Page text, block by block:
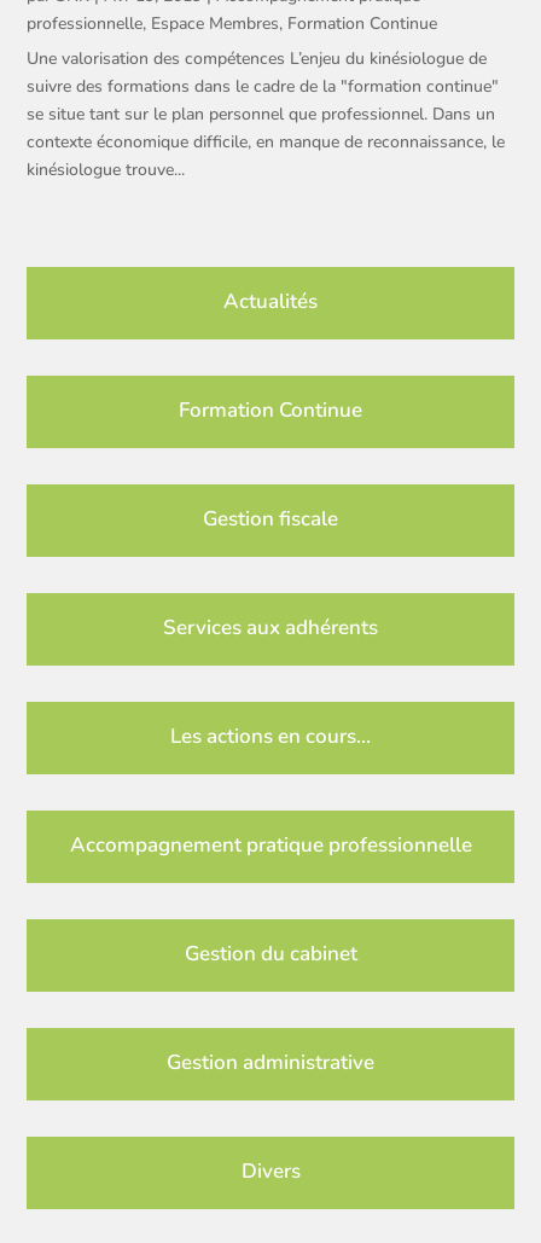
professionnelle, Espace Membres, Formation Continue
Une valorisation des compétences L’enjeu du kinésiologue de
suivre des formations dans le cadre de la "formation continue"
se situe tant sur le plan personnel que professionnel. Dans un
contexte économique difficile, en manque de reconnaissance, le
kinésiologue trouve...
Actualités
Formation Continue
Gestion fiscale
Services aux adhérents
Les actions en cours…
Accompagnement pratique professionnelle
Gestion du cabinet
Gestion administrative
Divers